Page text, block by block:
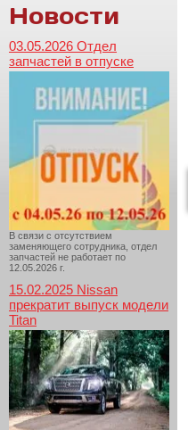
Новости
03.05.2026 Отдел
запчастей в отпуске
В связи с отсутствием
заменяющего сотрудника, отдел
запчастей не работает по
12.05.2026 г.
15.02.2025 Nissan
прекратит выпуск модели
Titan